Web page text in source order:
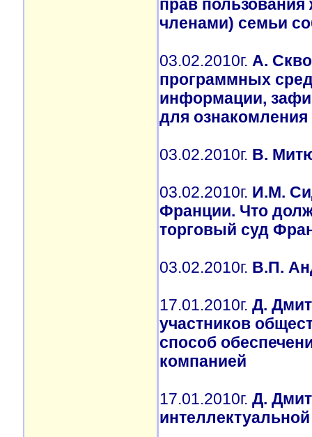
прав
членами) семьи
03.02.2010г. А.
программных
информации,
для ознакомления
03.02.2010г. В.
03.02.2010г. И.М.
Франции. Что
торговый суд
03.02.2010г. В.П.
17.01.2010г. Д.
участников
способ
компанией
17.01.2010г. Д.